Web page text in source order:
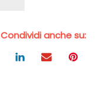
Condividi anche su: